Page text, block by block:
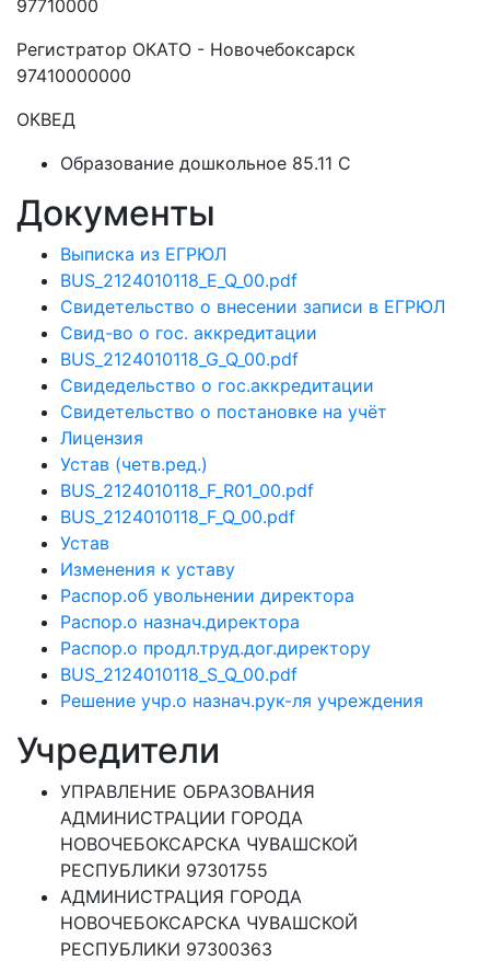
97710000
Регистратор ОКАТО - Новочебоксарск
97410000000
ОКВЕД
Образование дошкольное 85.11 C
Документы
Выписка из ЕГРЮЛ
BUS_2124010118_E_Q_00.pdf
Свидетельство о внесении записи в ЕГРЮЛ
Свид-во о гос. аккредитации
BUS_2124010118_G_Q_00.pdf
Свидедельство о гос.аккредитации
Свидетельство о постановке на учёт
Лицензия
Устав (четв.ред.)
BUS_2124010118_F_R01_00.pdf
BUS_2124010118_F_Q_00.pdf
Устав
Изменения к уставу
Распор.об увольнении директора
Распор.о назнач.директора
Распор.о продл.труд.дог.директору
BUS_2124010118_S_Q_00.pdf
Решение учр.о назнач.рук-ля учреждения
Учредители
УПРАВЛЕНИЕ ОБРАЗОВАНИЯ
АДМИНИСТРАЦИИ ГОРОДА
НОВОЧЕБОКСАРСКА ЧУВАШСКОЙ
РЕСПУБЛИКИ 97301755
АДМИНИСТРАЦИЯ ГОРОДА
НОВОЧЕБОКСАРСКА ЧУВАШСКОЙ
РЕСПУБЛИКИ 97300363